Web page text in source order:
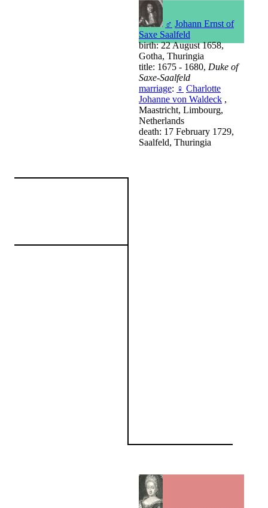
♂ Johann Ernst of
Saxe Saalfeld
birth: 22 August 1658,
Gotha, Thuringia
title: 1675 - 1680, Duke of
Saxe-Saalfeld
marriage: ♀ Charlotte
Johanne von Waldeck ,
Maastricht, Limbourg,
Netherlands
death: 17 February 1729,
Saalfeld, Thuringia